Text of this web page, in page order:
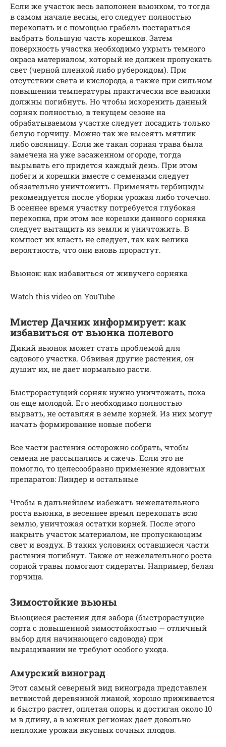
Если же участок весь заполонен вьюнком, то тогда
в самом начале весны, его следует полностью
перекопать и с помощью грабель постараться
выбрать большую часть корешков. Затем
поверхность участка необходимо укрыть темного
окраса материалом, который не должен пропускать
свет (черной пленкой либо рубероидом). При
отсутствии света и кислорода, а также при сильном
повышении температуры практически все вьюнки
должны погибнуть. Но чтобы искоренить данный
сорняк полностью, в текущем сезоне на
обрабатываемом участке следует посадить только
белую горчицу. Можно так же высеять мятлик
либо овсяницу. Если же такая сорная трава была
замечена на уже засаженном огороде, тогда
вырывать его придется каждый день. При этом
побеги и корешки вместе с семенами следует
обязательно уничтожить. Применять гербициды
рекомендуется после уборки урожая либо точечно.
В осеннее время участку потребуется глубокая
перекопка, при этом все корешки данного сорняка
следует вытащить из земли и уничтожить. В
компост их класть не следует, так как велика
вероятность, что они вновь прорастут.
Вьюнок: как избавиться от живучего сорняка
Watch this video on YouTube
Мистер Дачник информирует: как
избавиться от вьюнка полевого
Дикий вьюнок может стать проблемой для
садового участка. Обвивая другие растения, он
душит их, не дает нормально расти.
Быстрорастущий сорняк нужно уничтожать, пока
он еще молодой. Его необходимо полностью
вырвать, не оставляя в земле корней. Из них могут
начать формирование новые побеги
Все части растения осторожно собрать, чтобы
семена не рассыпались и сжечь. Если это не
помогло, то целесообразно применение ядовитых
препаратов: Линдер и остальные
Чтобы в дальнейшем избежать нежелательного
роста вьюнка, в весеннее время перекопать всю
землю, уничтожая остатки корней. После этого
накрыть участок материалом, не пропускающим
свет и воздух. В таких условиях оставшиеся части
растения погибнут. Также от нежелательного роста
сорной травы помогают сидераты. Например, белая
горчица.
Зимостойкие вьюны
Вьющиеся растения для забора (быстрорастущие
сорта с повышенной зимостойкостью — отличный
выбор для начинающего садовода) при
выращивании не требуют особого ухода.
Амурский виноград
Этот самый северный вид винограда представлен
ветвистой деревянной лианой, хорошо приживается
и быстро растет, оплетая опоры и достигая около 10
м в длину, а в южных регионах дает довольно
неплохие урожаи вкусных сочных плодов.